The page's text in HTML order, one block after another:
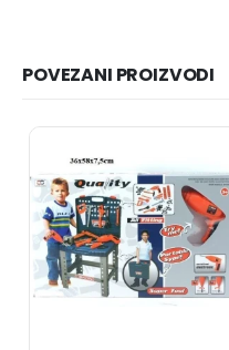
POVEZANI PROIZVODI